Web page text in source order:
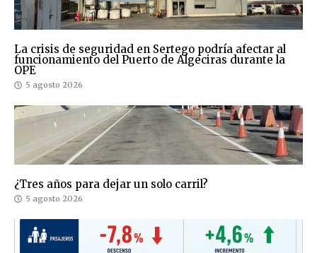
La crisis de seguridad en Sertego podría afectar al
funcionamiento del Puerto de Algeciras durante la
OPE
5 agosto 2026
¿Tres años para dejar un solo carril?
5 agosto 2026